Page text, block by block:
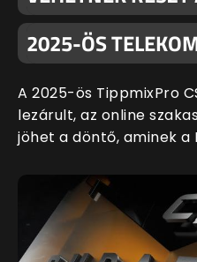
2025-ÖS
A 2025-ös TippmixPro
lezárult, az online
jöhet a döntő, aminek